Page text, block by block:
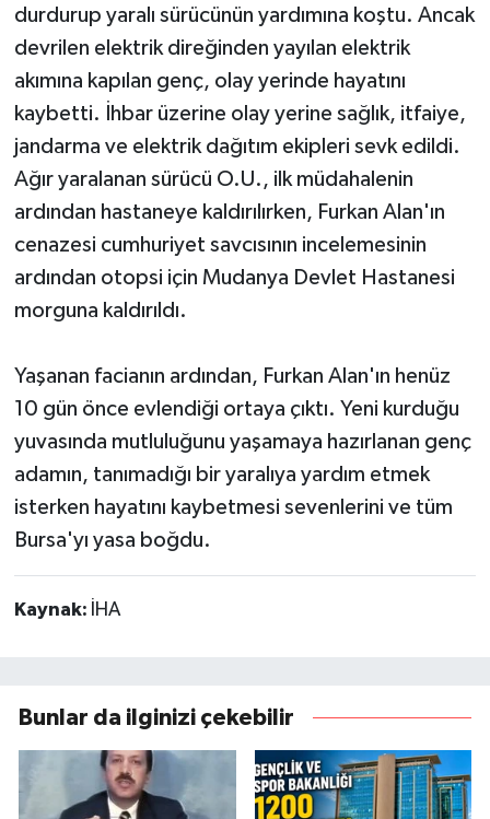
durdurup yaralı sürücünün yardımına koştu. Ancak
devrilen elektrik direğinden yayılan elektrik
akımına kapılan genç, olay yerinde hayatını
kaybetti. İhbar üzerine olay yerine sağlık, itfaiye,
jandarma ve elektrik dağıtım ekipleri sevk edildi.
Ağır yaralanan sürücü O.U., ilk müdahalenin
ardından hastaneye kaldırılırken, Furkan Alan'ın
cenazesi cumhuriyet savcısının incelemesinin
ardından otopsi için Mudanya Devlet Hastanesi
morguna kaldırıldı.
Yaşanan facianın ardından, Furkan Alan'ın henüz
10 gün önce evlendiği ortaya çıktı. Yeni kurduğu
yuvasında mutluluğunu yaşamaya hazırlanan genç
adamın, tanımadığı bir yaralıya yardım etmek
isterken hayatını kaybetmesi sevenlerini ve tüm
Bursa'yı yasa boğdu.
Kaynak: İHA
Bunlar da ilginizi çekebilir